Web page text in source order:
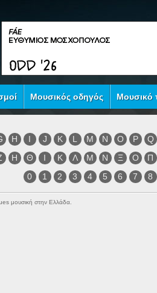
Μουσικός οδηγός Μουσικό
H I J K L M N O P
Q
Η Θ Ι Κ Λ Μ Ν Ξ Ο
Π
0
1 2 3 4 5 6 7 8
μουσική στην Ελλάδα.